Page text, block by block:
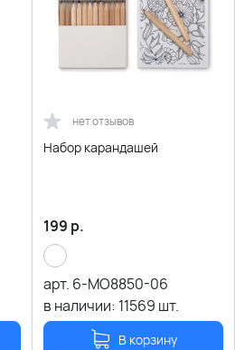
нет отзывов
Набор карандашей
199 р.
арт. 6-MO8850-06
в наличии: 11569 шт.
В корзину